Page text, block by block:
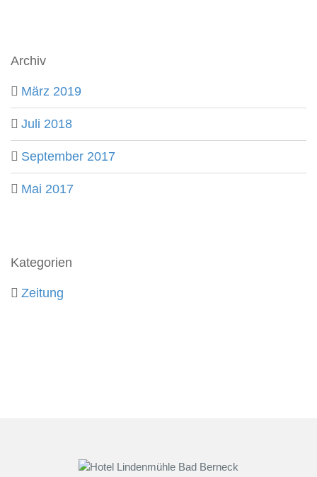
Archiv
März 2019
Juli 2018
September 2017
Mai 2017
Kategorien
Zeitung